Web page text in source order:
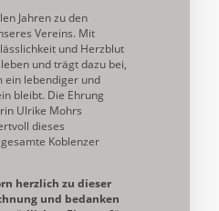
Jahren zu den
Vereins. Mit
und Herzblut
und trägt dazu bei,
ein lebendiger und
bleibt. Die Ehrung
Ulrike Mohrs
dieses
Koblenzer
herzlich zu dieser
und bedanken